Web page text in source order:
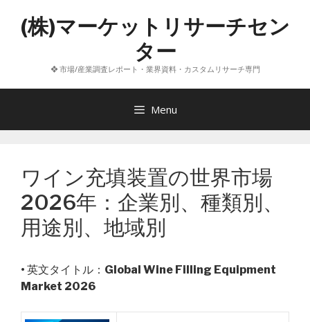
へ
(株)マーケットリサーチセン
ター
❖ 市場/産業調査レポート・業界資料・カスタムリサーチ専門
Menu
ワイン充填装置の世界市場
2026年：企業別、種類別、
用途別、地域別
• 英文タイトル： Global Wine Filling Equipment
Market 2026